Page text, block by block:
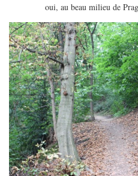
oui, au beau milieu de